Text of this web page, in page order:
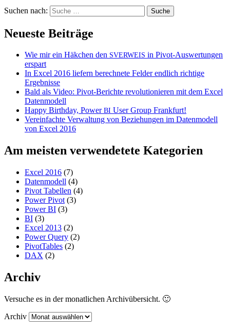
Suchen nach:
Neueste Beiträge
Wie mir ein Häkchen den SVERWEIS in Pivot-Auswertungen
erspart
In Excel 2016 liefern berechnete Felder endlich richtige
Ergebnisse
Bald als Video: Pivot-Berichte revolutionieren mit dem Excel
Datenmodell
Happy Birthday, PowerBI User Group Frankfurt!
Vereinfachte Verwaltung von Beziehungen im Datenmodell
von Excel 2016
Am meisten verwendetete Kategorien
Excel 2016 (7)
Datenmodell (4)
Pivot Tabellen (4)
Power Pivot (3)
Power BI (3)
BI (3)
Excel 2013 (2)
Power Query (2)
PivotTables (2)
DAX (2)
Archiv
Versuche es in der monatlichen Archivübersicht. 🙂
Archiv